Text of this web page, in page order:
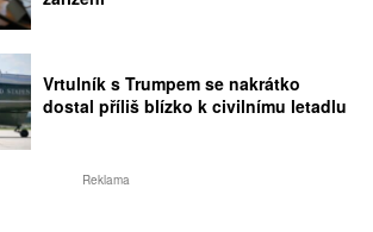
Vrtulník s Trumpem se nakrátko
dostal příliš blízko k civilnímu letadlu
Reklama